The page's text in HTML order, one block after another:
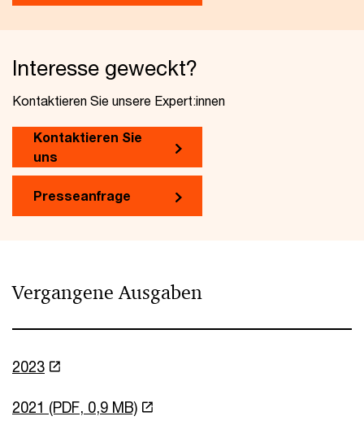
Interesse geweckt?
Kontaktieren Sie unsere Expert:innen
Kontaktieren Sie
uns
Presseanfrage
Vergangene Ausgaben
2023
2021 (PDF, 0,9 MB)